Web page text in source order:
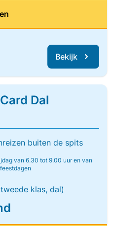
Bekijk
Dal
buiten de spits
van 6.30 tot 9.00 uur en van
klas, dal)